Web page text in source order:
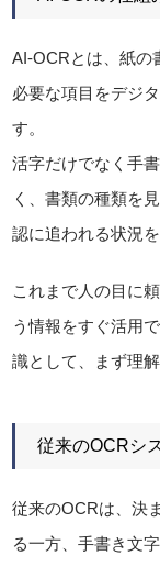
AI-OCRとは、紙の
必要な項目をデジ
す。
活字だけでなく手
く、書類の種類を
認に追われる状況を
これまで人の目に
う情報をすぐ活用
識として、まず理
従来のOCRシ
従来のOCRは、決
る一方、手書き文